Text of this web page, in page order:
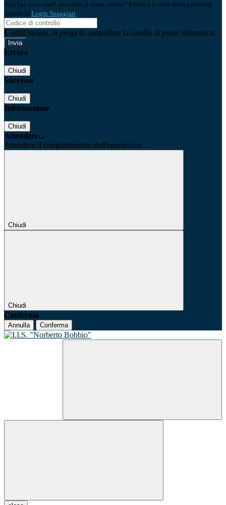
Non hai una e-mail associata al nome utente? Effettua il reset della password
tramite la Login Spaggiari
E-mail inviata, si prega di controllare la casella di posta elettronica!
Errore
Chiudi
Successo
Chiudi
Informazione
Chiudi
Attendere...
Attendere il completamento dell'operazione...
Chiudi
Chiudi
Conferma
Annulla Conferma